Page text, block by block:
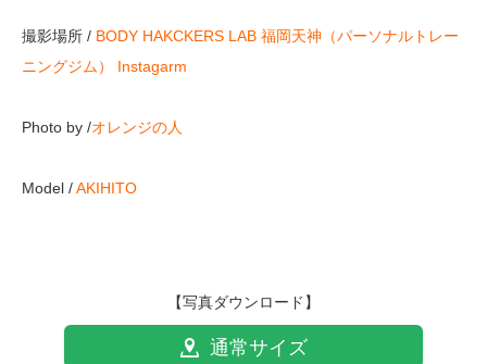
撮影場所 / BODY HAKCKERS LAB 福岡天神（パーソナルトレー
ニングジム）
Instagarm
Photo by /オレンジの人
Model /AKIHITO
【写真ダウンロード】
通常サイズ